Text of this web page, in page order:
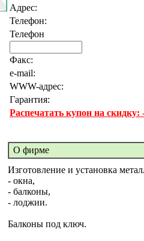
Адрес:
Телефон:
Телефон
Факс:
e-mail:
WWW-адрес:
Гарантия:
Распечатать купон на скидку:
О фирме
Изготовление и установка
- окна,
- балконы,
- лоджии.
Балконы под ключ.